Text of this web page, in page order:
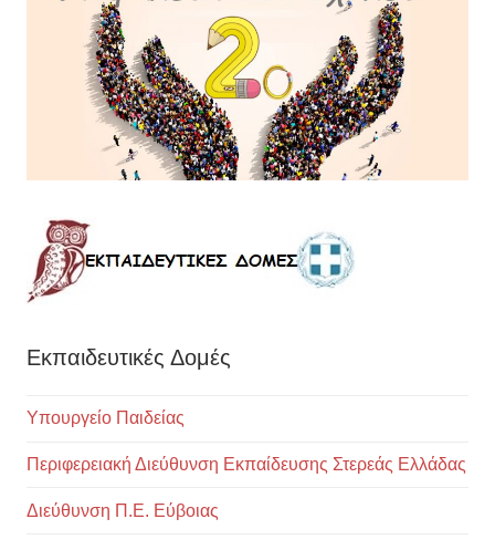
Εκπαιδευτικές Δομές
Υπουργείο Παιδείας
Περιφερειακή Διεύθυνση Εκπαίδευσης Στερεάς Ελλάδας
Διεύθυνση Π.Ε. Εύβοιας